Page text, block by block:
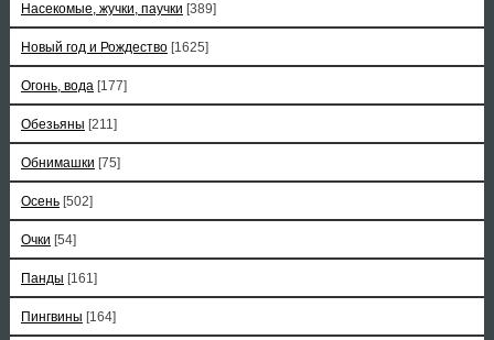
Насекомые, жучки, паучки [389]
Новый год и Рождество [1625]
Огонь, вода [177]
Обезьяны [211]
Обнимашки [75]
Осень [502]
Очки [54]
Панды [161]
Пингвины [164]